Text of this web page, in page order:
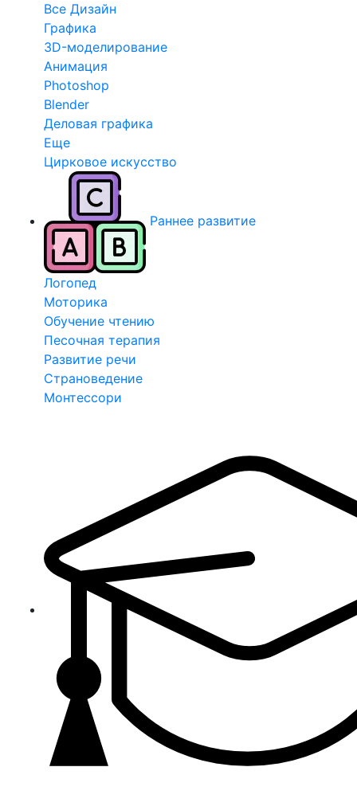
Все Дизайн
Графика
3D-моделирование
Анимация
Photoshop
Blender
Деловая графика
Еще
Цирковое искусство
Раннее развитие
Логопед
Моторика
Обучение чтению
Песочная терапия
Развитие речи
Страноведение
Монтессори